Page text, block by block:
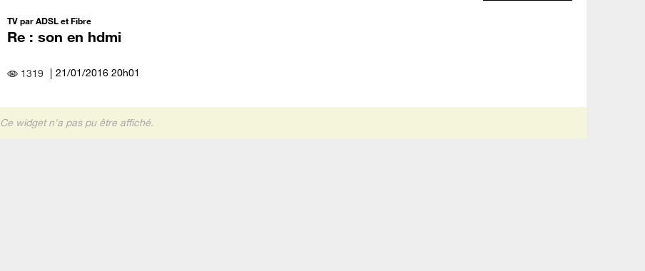
TV par ADSL et Fibre
Re : son en hdmi
1319 ‎21/01/2016 20h01
Ce widget n'a pas pu être affiché.